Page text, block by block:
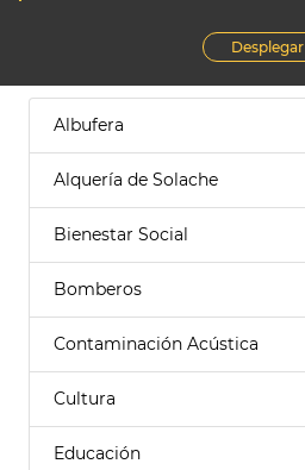
Desplegar
Albufera
Alquería de Solache
Bienestar Social
Bomberos
Contaminación Acústica
Cultura
Educación